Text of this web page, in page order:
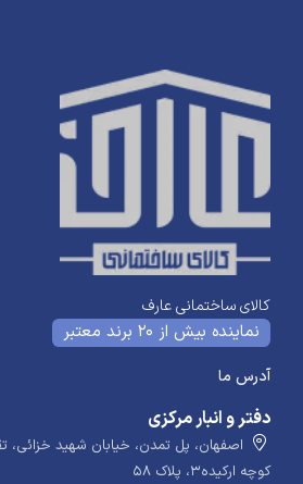
کالای ساختمانی عارف
نماینده بیش از 20 برند معتبر
آدرس ما
دفتر و انبار مرکزی
اصفهان، پل تمدن، خیابان شهید خزائی،
کوچه ارکیده۳، پلاک ۵۸